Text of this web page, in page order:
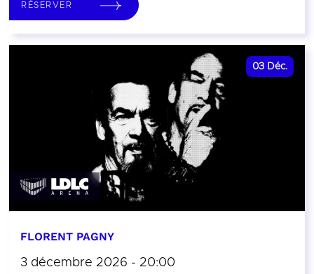
RÉSERVER
03 Déc.
FLORENT PAGNY
3 décembre 2026 - 20:00